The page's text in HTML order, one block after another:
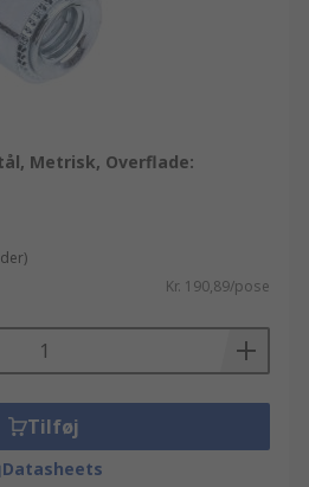
Metrisk, Overflade:
Kr. 190,89/pose
Tilføj
Datasheets